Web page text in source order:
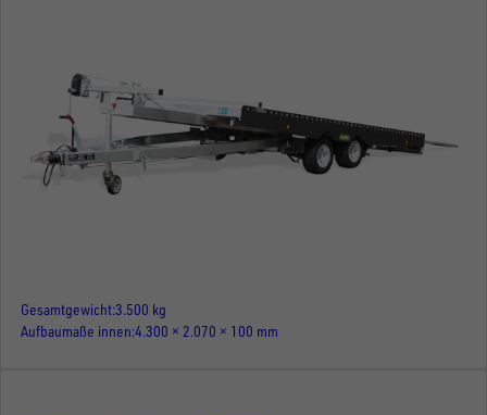
Gesamtgewicht3.500 kg
Aufbaumaße innen 4.300 × 2.070 × 100 mm